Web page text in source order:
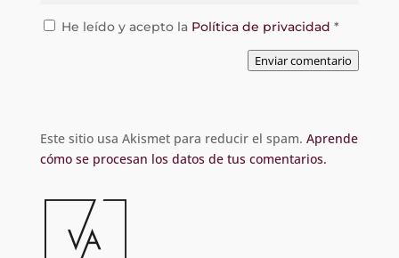
He leído y acepto la Política de privacidad *
Enviar comentario
Este sitio usa Akismet para reducir el spam. Aprende
cómo se procesan los datos de tus comentarios.